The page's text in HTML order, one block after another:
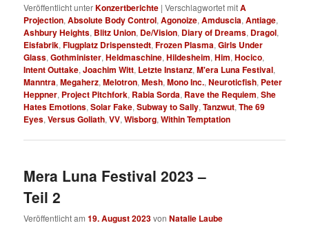
Veröffentlicht unterKonzertberichte |Verschlagwortet mitA
Projection,Absolute Body Control,Agonoize,Amduscia,Antiage,
Ashbury Heights, Blitz Union, De/Vision, Diary of Dreams, Dragol,
Eisfabrik,Flugplatz Drispenstedt,Frozen Plasma,Girls Under
Glass,Gothminister,Heldmaschine,Hildesheim,Him,Hocico,
Intent Outtake,Joachim Witt, Letzte Instanz,M'era Luna Festival,
Manntra,Megaherz,Melotron,Mesh,Mono Inc.,Neuroticfish, Peter
Heppner, Project Pitchfork, Rabia Sorda, Rave the Requiem,She
Hates Emotions,Solar Fake,Subway to Sally,Tanzwut,The 69
Eyes,Versus Goliath,VV,Wisborg,Within Temptation
Mera Luna Festival 2023 –
Teil 2
Veröffentlicht am19. August 2023vonNatalie Laube